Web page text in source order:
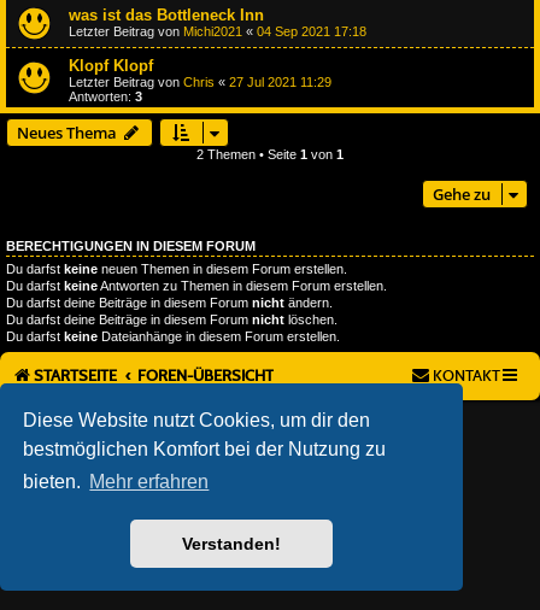
Diese Website nutzt Cookies, um dir den
bestmöglichen Komfort bei der Nutzung zu
bieten. Mehr erfahren
Verstanden!
was ist das Bottleneck Inn
Letzter Beitrag von Michi2021 « 04 Sep 2021 17:18
Klopf Klopf
Letzter Beitrag von Chris « 27 Jul 2021 11:29
Antworten: 3
Neues Thema
2 Themen • Seite 1 von 1
Gehe zu
BERECHTIGUNGEN IN DIESEM FORUM
Du darfst keine neuen Themen in diesem Forum erstellen.
Du darfst keineAntworten zu Themen in diesem Forum erstellen.
Du darfst deine Beiträge in diesem Forum nicht ändern.
Du darfst deine Beiträge in diesem Forum nicht löschen.
Du darfst keine Dateianhänge in diesem Forum erstellen.
STARTSEITE FOREN-ÜBERSICHT KONTAKT
AÇIEEED! STYLE BYIAN BRADLEY
PHPBB.DE
DATENSCHUTZ